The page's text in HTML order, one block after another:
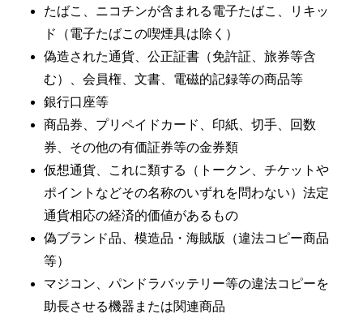
たばこ、ニコチンが含まれる電子たばこ、リキッ
ド（電子たばこの喫煙具は除く）
偽造された通貨、公正証書（免許証、旅券等含
む）、会員権、文書、電磁的記録等の商品等
銀行口座等
商品券、プリペイドカード、印紙、切手、回数
券、その他の有価証券等の金券類
仮想通貨、これに類する（トークン、チケットや
ポイントなどその名称のいずれを問わない）法定
通貨相応の経済的価値があるもの
偽ブランド品、模造品・海賊版（違法コピー商品
等）
マジコン、パンドラバッテリー等の違法コピーを
助長させる機器または関連商品